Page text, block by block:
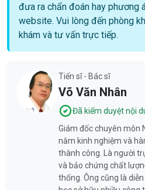
đưa ra chẩn đoán hay phương
website. Vui lòng đến phòng
khám và tư vấn trực tiếp.
Tiến sĩ - Bác sĩ
Võ Văn Nhân
Đã kiểm duyệt nội
Giám đốc chuyên môn
năm kinh nghiệm và
thành công. Là người
và bảo chứng chất
thống. Ông cũng là